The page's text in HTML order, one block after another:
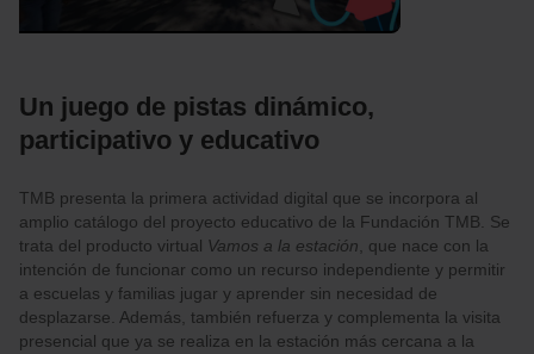
Un juego de pistas dinámico,
participativo y educativo
TMB presenta la primera actividad digital que se incorpora al
amplio catálogo del proyecto educativo de la Fundación TMB. Se
trata del producto virtual Vamos a la estación , que nace con la
intención de funcionar como un recurso independiente y permitir
a escuelas y familias jugar y aprender sin necesidad de
desplazarse. Además, también refuerza y complementa la visita
presencial que ya se realiza en la estación más cercana a la